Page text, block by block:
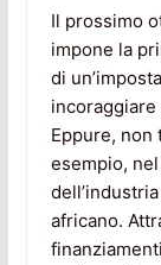
Il prossimo
impone la
di
Eppure, non
esempio,
africano.